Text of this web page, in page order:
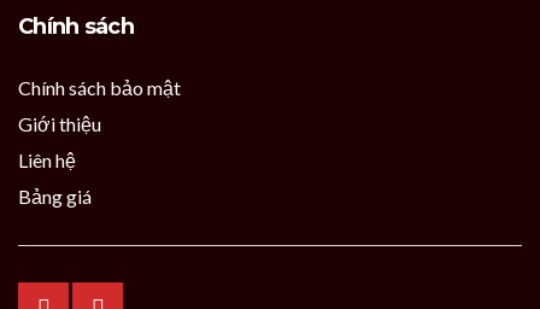
Chính sách
Chính sách bảo mật
Giới thiệu
Liên hệ
Bảng giá